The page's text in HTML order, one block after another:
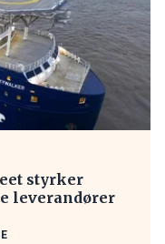
styrker
leverandører